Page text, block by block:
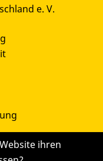
ihren
e. V.